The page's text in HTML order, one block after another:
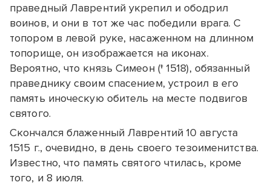
праведный Лаврентий укрепил и ободрил
воинов, и они в тот же час победили врага. С
топором в левой руке, насаженном на длинном
топорище, он изображается на иконах.
Вероятно, что князь Симеон († 1518), обязанный
праведнику своим спасением, устроил в его
память иноческую обитель на месте подвигов
святого.
Скончался блаженный Лаврентий 10 августа
1515 г., очевидно, в день своего тезоименитства.
Известно, что память святого чтилась, кроме
того, и 8 июля.